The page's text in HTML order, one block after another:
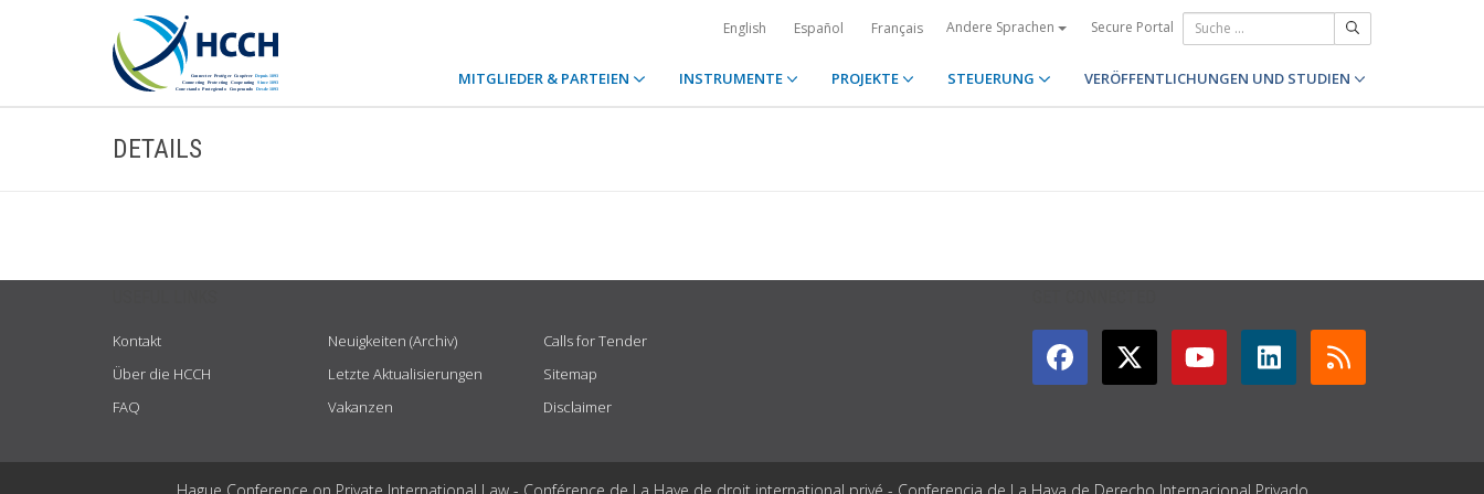
English Español Français Andere Sprachen Secure Portal
MITGLIEDER & PARTEIEN INSTRUMENTE PROJEKTE STEUERUNG VERÖFFENTLICHUNGEN UND STUDIEN
DETAILS
Kontakt
Über die HCCH
FAQ
Neuigkeiten (Archiv)
Letzte Aktualisierungen
Vakanzen
Calls for Tender
Sitemap
Disclaimer